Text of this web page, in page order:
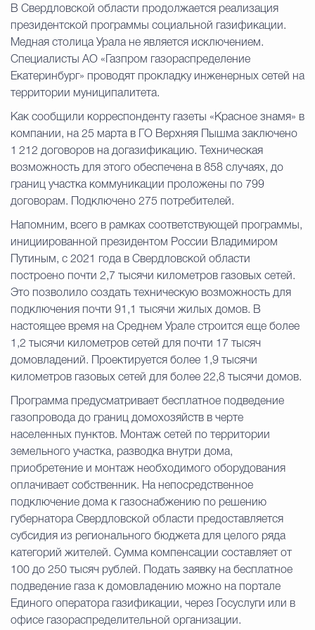
Избирательная
Общественная
Градостроительство и
Государственные организации
Открытые
В Свердловской области продолжается реализация
президентской программы социальной газификации.
Медная столица Урала не является исключением.
Специалисты АО «Газпром газораспределение
Екатеринбург» проводят прокладку инженерных сетей на
территории муниципалитета.
Как сообщили корреспонденту газеты «Красное знамя» в
компании, на 25 марта в ГО Верхняя Пышма заключено
1 212 договоров на догазификацию. Техническая
возможность для этого обеспечена в 858 случаях, до
границ участка коммуникации проложены по 799
договорам. Подключено 275 потребителей.
Напомним, всего в рамках соответствующей программы,
инициированной президентом России Владимиром
Путиным, с 2021 года в Свердловской области
построено почти 2,7 тысячи километров газовых сетей.
Это позволило создать техническую возможность для
подключения почти 91,1 тысячи жилых домов. В
настоящее время на Среднем Урале строится еще более
1,2 тысячи километров сетей для почти 17 тысяч
домовладений. Проектируется более 1,9 тысячи
километров газовых сетей для более 22,8 тысячи домов.
Программа предусматривает бесплатное подведение
газопровода до границ домохозяйств в черте
населенных пунктов. Монтаж сетей по территории
земельного участка, разводка внутри дома,
приобретение и монтаж необходимого оборудования
оплачивает собственник. На непосредственное
подключение дома к газоснабжению по решению
губернатора Свердловской области предоставляется
субсидия из регионального бюджета для целого ряда
категорий жителей. Сумма компенсации составляет от
100 до 250 тысяч рублей. Подать заявку на бесплатное
подведение газа к домовладению можно на портале
Единого оператора газификации, через Госуслуги или в
офисе газораспределительной организации.